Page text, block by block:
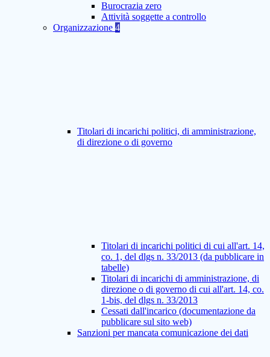
Burocrazia zero
Attività soggette a controllo
Organizzazione 4
Titolari di incarichi politici, di amministrazione,
di direzione o di governo
Titolari di incarichi politici di cui all'art. 14,
co. 1, del dlgs n. 33/2013 (da pubblicare in
tabelle)
Titolari di incarichi di amministrazione, di
direzione o di governo di cui all'art. 14, co.
1-bis, del dlgs n. 33/2013
Cessati dall'incarico (documentazione da
pubblicare sul sito web)
Sanzioni per mancata comunicazione dei dati